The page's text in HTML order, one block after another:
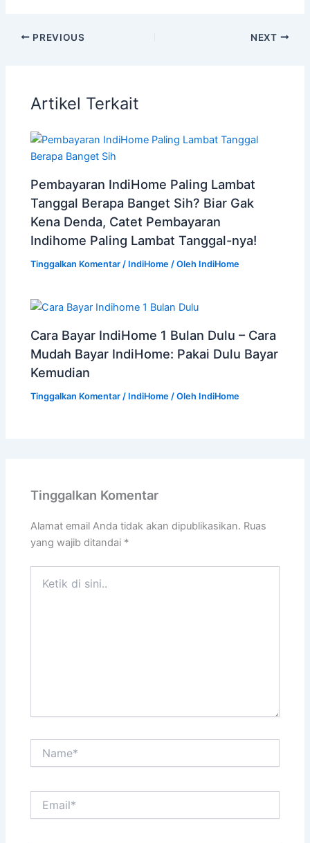
PREVIOUS NEXT
Artikel Terkait
Pembayaran IndiHome Paling Lambat
Tanggal Berapa Banget Sih? Biar Gak
Kena Denda, Catet Pembayaran
Indihome Paling Lambat Tanggal-nya!
Tinggalkan Komentar / IndiHome / Oleh IndiHome
Cara Bayar IndiHome 1 Bulan Dulu – Cara
Mudah Bayar IndiHome: Pakai Dulu Bayar
Kemudian
Tinggalkan Komentar / IndiHome / Oleh IndiHome
Tinggalkan Komentar
Alamat email Anda tidak akan dipublikasikan. Ruas
yang wajib ditandai *